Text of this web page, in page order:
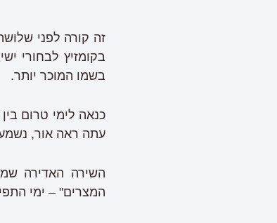
זה קורה לפני
בקומזיץ לבחורי
בשמו המוכר יותר.
כנאה לימי טרום
עתה ראה אור,
השירה האדירה
המצרים" – ימי